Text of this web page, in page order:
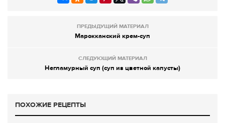
ПРЕДЫДУЩИЙ МАТЕРИАЛ
Марокканский крем-суп
СЛЕДУЮЩИЙ МАТЕРИАЛ
Негламурный суп (суп из цветной капусты)
ПОХОЖИЕ РЕЦЕПТЫ